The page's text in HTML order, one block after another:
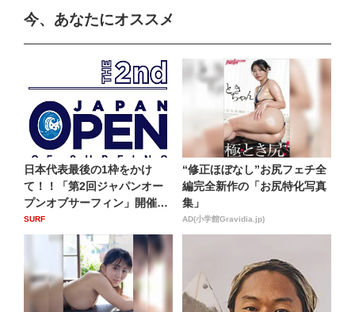
今、あなたにオススメ
日本代表最後の1枠をかけ
て！！「第2回ジャパンオー
プンオブサーフィン」開催概
要決...
SURF
“修正ほぼなし”お尻フェチ全
編完全新作の「お尻特化写真
集」
AD(小学館Gravidia.jp)